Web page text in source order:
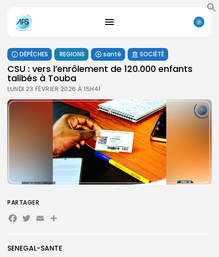
Search
for:
DÉPÊCHES REGIONS santé SOCIÉTÉ
CSU : vers l’enrôlement de 120.000 enfants
talibés à Touba
LUNDI 23 FÉVRIER 2026 À 15H41
SENEGAL-SANTE
PARTAGER
Facebook
Twitter
EmailPartager